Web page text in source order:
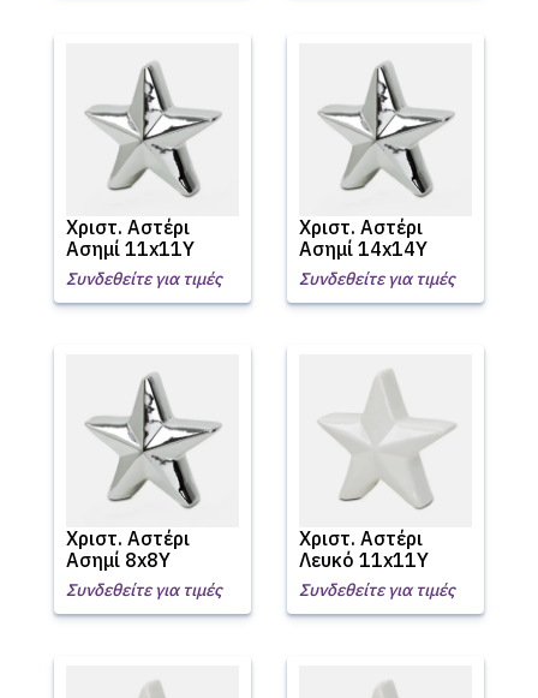
Χριστ. Αστέρι
Ασημί 11x11Υ
Συνδεθείτε για τιμές
Χριστ. Αστέρι
Ασημί 14x14Υ
Συνδεθείτε για τιμές
Χριστ. Αστέρι
Ασημί 8x8Υ
Συνδεθείτε για τιμές
Χριστ. Αστέρι
Λευκό 11x11Υ
Συνδεθείτε για τιμές